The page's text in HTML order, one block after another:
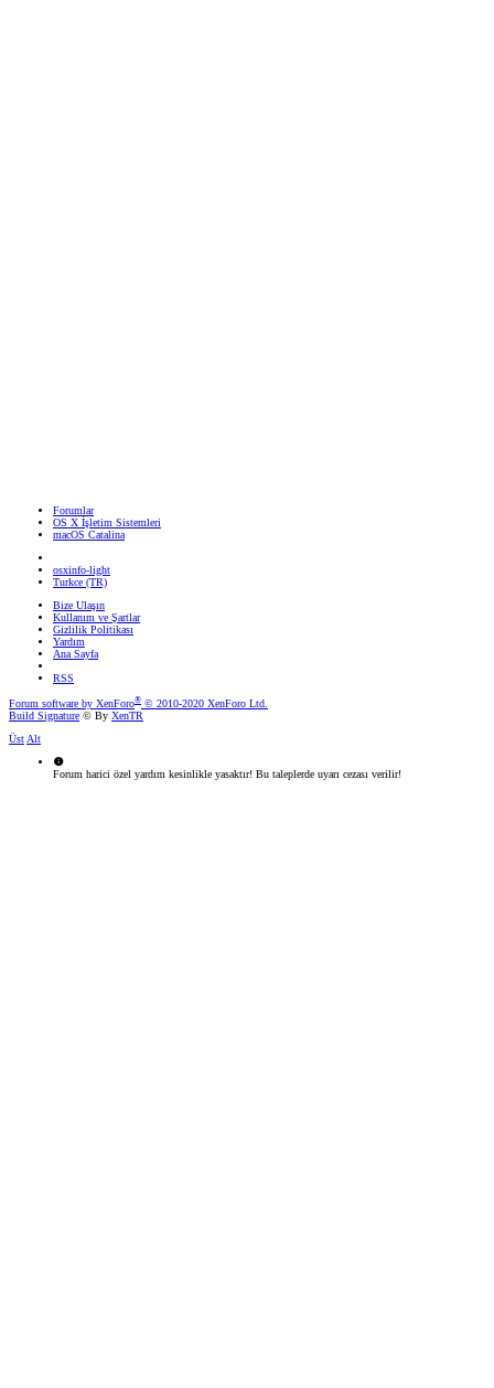
Forumlar
OS X İşletim Sistemleri
macOS Catalina
osxinfo-light
Turkce (TR)
Bize Ulaşın
Kullanım ve Şartlar
Gizlilik Politikası
Yardım
Ana Sayfa
RSS
Forum software by XenForo® © 2010-2020 XenForo Ltd.
Build Signature © By XenTR
Üst Alt
Forum harici özel yardım kesinlikle yasaktır! Bu taleplerde uyarı cezası verilir!